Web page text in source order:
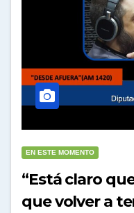
EN ESTE MOMENTO
“Está claro
que volver a